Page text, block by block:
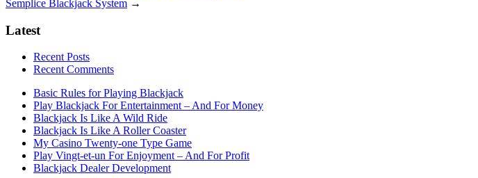
Semplice Blackjack System →
Latest
Recent Posts
Recent Comments
Basic Rules for Playing Blackjack
Play Blackjack For Entertainment – And For Money
Blackjack Is Like A Wild Ride
Blackjack Is Like A Roller Coaster
My Casino Twenty-one Type Game
Play Vingt-et-un For Enjoyment – And For Profit
Blackjack Dealer Development